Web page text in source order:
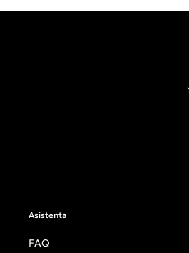
Asistenta
FAQ